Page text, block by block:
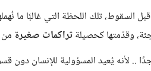
تلك اللحظة التي غالبًا ما
وقدّمتها كحصيلةتراكمات صغيرة من
.. لأنه يُعيد المسؤولية للإنسان دون